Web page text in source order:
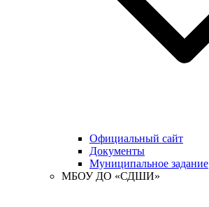
Официальный сайт
Документы
Муниципальное задание
МБОУ ДО «СДШИ»